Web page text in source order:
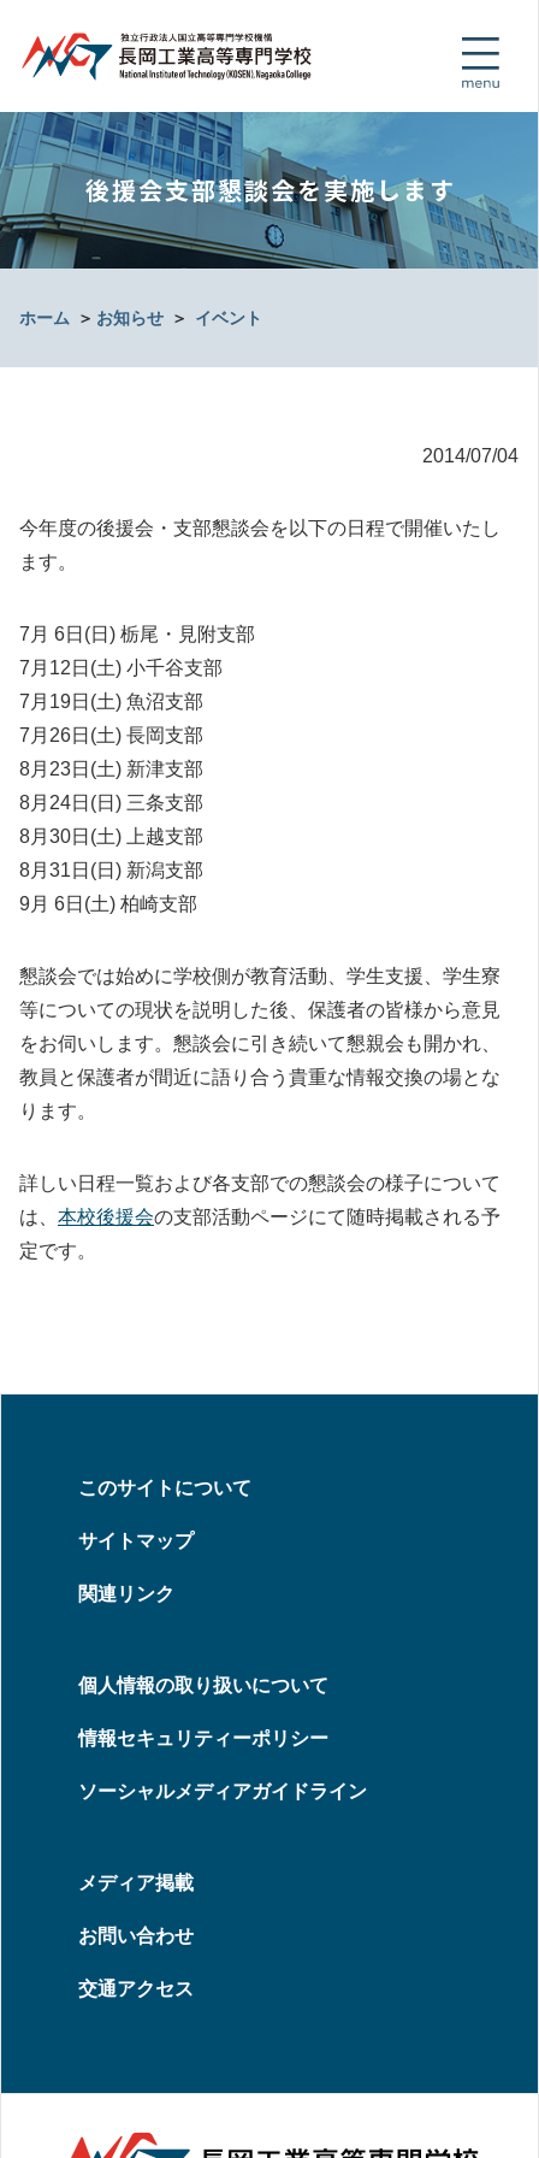
後援会支部懇談会を実施します
ホーム ＞ お知らせ ＞ イベント
2014/07/04
今年度の後援会・支部懇談会を以下の日程で開催いたし
ます。
7月 6日(日) 栃尾・見附支部
7月12日(土) 小千谷支部
7月19日(土) 魚沼支部
7月26日(土) 長岡支部
8月23日(土) 新津支部
8月24日(日) 三条支部
8月30日(土) 上越支部
8月31日(日) 新潟支部
9月 6日(土) 柏崎支部
懇談会では始めに学校側が教育活動、学生支援、学生寮
等についての現状を説明した後、保護者の皆様から意見
をお伺いします。懇談会に引き続いて懇親会も開かれ、
教員と保護者が間近に語り合う貴重な情報交換の場とな
ります。
詳しい日程一覧および各支部での懇談会の様子について
は、 本校後援会の支部活動ページにて随時掲載される予
定です。
このサイトについて
サイトマップ
関連リンク
個人情報の取り扱いについて
情報セキュリティーポリシー
ソーシャルメディアガイドライン
メディア掲載
お問い合わせ
交通アクセス